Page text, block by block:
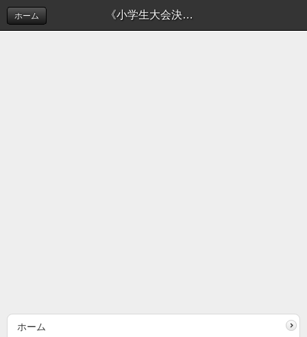
《小学生大会決勝戦の模様》 | 新着情報（お知らせ）
ホーム
ホーム